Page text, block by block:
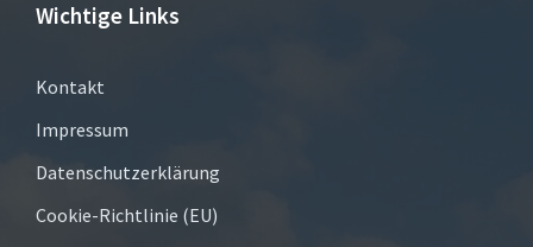
Wichtige Links
Kontakt
Impressum
Datenschutzerklärung
Cookie-Richtlinie (EU)